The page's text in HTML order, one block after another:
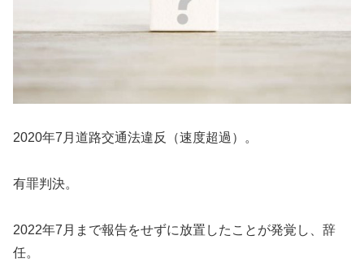
2020年7月道路交通法違反（速度超過）。
有罪判決。
2022年7月まで報告をせずに放置したことが発覚し、辞
任。